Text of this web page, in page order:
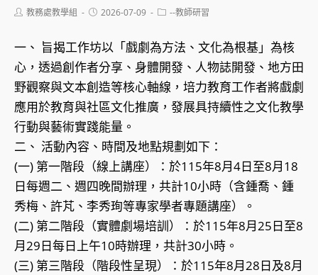
Post教務處教學組
Post2026-07-09
Post--教師研習
一、 旨揭工作坊以「戲劇為方法、文化為根基」為核
心，透過創作者分享、身體開發、人物誌開發、地方田
野觀察與文本創造等核心軸線，培力教育工作者將戲劇
應用於教育與社區文化推廣，發展具持續性之文化教學
行動與藝術實踐能量。
二、 活動內容、時間及地點規劃如下：
(一) 第一階段（線上講座）：於115年8月4日至8月18
日每週二、週四晚間辦理，共計10小時（含鍾喬、鍾
秀梅、許芃、李秀珣等專家學者專題講座）。
(二) 第二階段（實體劇場培訓）：於115年8月25日至8
月29日每日上午10時辦理，共計30小時。
(三) 第三階段（階段性呈現）：於115年8月28日及8月